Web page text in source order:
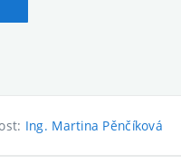
Ing. Martina Pěnčíková